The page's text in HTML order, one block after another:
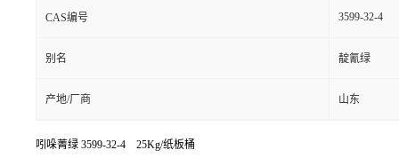
CAS编号 3599-32-4
别名 靛氰绿
产地/厂商 山东
吲哚菁绿 3599-32-4 25Kg/纸板桶